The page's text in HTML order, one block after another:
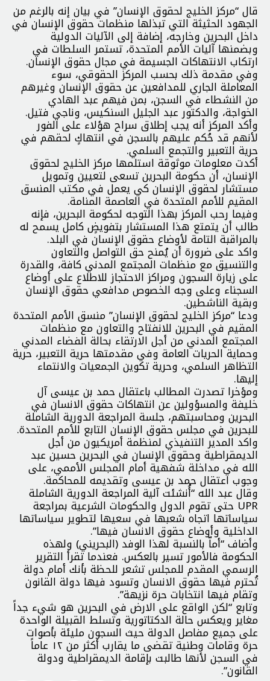
قال “مركز الخليج لحقوق الإنسان” في بيان إنه بالرغم من
الجهود الحثيثة التي تبذلها منظمات حقوق الإنسان في
داخل البحرين وخارجه، إضافة إلى الآليات الدولية
وبضمنها آليات الأمم المتحدة، تستمر السلطات في
ارتكاب الانتهاكات الجسيمة في مجال حقوق الإنسان.
وفي مقدمة ذلك بحسب المركز الحقوقي، سوء
المعاملة الجاري للمدافعين عن حقوق الإنسان وغيرهم
من النشطاء في السجن، بمن فيهم عبد الهادي
الخواجة، والدكتور عبد الجليل السنكيس، وناجي فتيل.
وأكد المركز أنه يجب إطلاق سراح هؤلاء على الفور
لأنهم قد حُكم عليهم بالسجن في انتهاكٍ لحقهم في
حرية التعبير والتجمع السلمي.
أكدت معلومات موثوقة استلمها مركز الخليج لحقوق
الإنسان، أن حكومة البحرين تسعى لتعيين وتمويل
مستشار لحقوق الإنسان كي يعمل في مكتب المنسق
المقيم للأمم المتحدة في العاصمة المنامة.
وفيما رحب المركز بهذا التوجه لحكومة البحرين، فإنه
طالب أن يتمتع هذا المستشار بتفويضٍ كامل يسمح له
بالمراقبة التامة لأوضاع حقوق الإنسان في البلد.
واكد على ضرورة أن يُمنح حق التواصل والتعاون
والتنسيق مع منظمات المجتمع المدني كافة، والقدرة
على زيارة السجون ومراكز الاحتجاز للاطلاع على أوضاع
السجناء وعلى وجه الخصوص مدافعي حقوق الإنسان
وبقية الناشطين.
ودعا “مركز الخليج لحقوق الإنسان” منسق الأمم المتحدة
المقيم في البحرين للانفتاح والتعاون مع منظمات
المجتمع المدني من أجل الارتقاء بحالة الفضاء المدني
وحماية الحريات العامة وفي مقدمتها حرية التعبير، حرية
التظاهر السلمي، وحرية تكوين الجمعيات والانتماء
إليها.
ومؤخرا تصدرت المطالب باعتقال حمد بن عيسى آل
خليفة والمسؤولين عن انتهاكات حقوق الانسان في
البحرين ومحاسبتهم، جلسة المراجعة الدورية الشاملة
للبحرين في مجلس حقوق الإنسان التابع للأمم المتحدة.
واكد المدير التنفيذي لمنظمة أمريكيون من أجل
الديمقراطية وحقوق الإنسان في البحرين حسين عبد
الله في مداخلة شفهية أمام المجلس الأممي، على
وجوب اعتقال حمد بن عيسى وتقديمه للمحاكمة.
وقال عبد الله “أُنشئت آلية المراجعة الدورية الشاملة
UPR حتى تقوم الدول والحكومات الشرعية بمراجعة
سياساتها اتجاه شعبها في سعيها لتطوير سياساتها
الداخلية وأوضاع حقوق الانسان فيها”.
وأضاف “أماّ بالنسبة لهذا الوفد (البحريني) ولهذه
الحكومة فالأمور تسير بالعكس. فعندما تقرأ التقرير
الرسمي المقدم للمجلس تشعر للحظة بأنك أمام دولة
تُحترم فيها حقوق الانسان وتسود فيها دولة القانون
وتقام فيها انتخابات حرة نزيهة”.
وتابع “لكن الواقع على الارض في البحرين هو شيء جداً
مغاير ويعكس حالة الدكتاتورية وتسلط القبيلة الواحدة
على جميع مفاصل الدولة حيث السجون مليئة بأصوات
حرة وقامات وطنية تقضى ما يقارب أكثر من ١٢ عاماً
في السجن لأنها طالبت بإقامة الديمقراطية ودولة
القانون”.